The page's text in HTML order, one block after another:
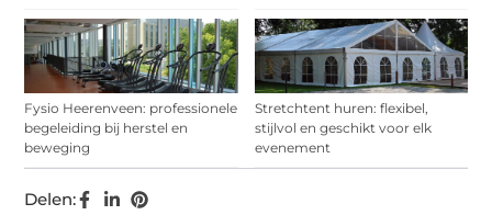
Fysio Heerenveen: professionele
begeleiding bij herstel en
beweging
Stretchtent huren: flexibel,
stijlvol en geschikt voor elk
evenement
Delen: